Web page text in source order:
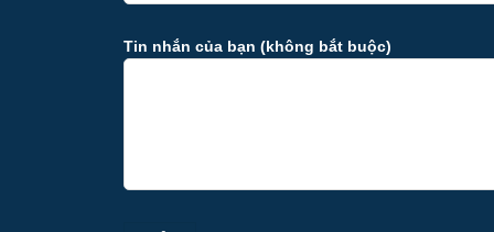
cẩm
Tin nhắn của bạn (không bắt buộc)